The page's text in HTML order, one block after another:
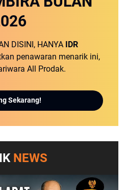
DISINI, HANYA IDR
penawaran menarik ini,
All Prodak.
Sekarang!
NEWS